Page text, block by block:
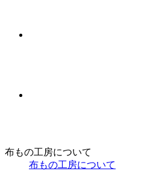
布もの工房について
布もの工房について